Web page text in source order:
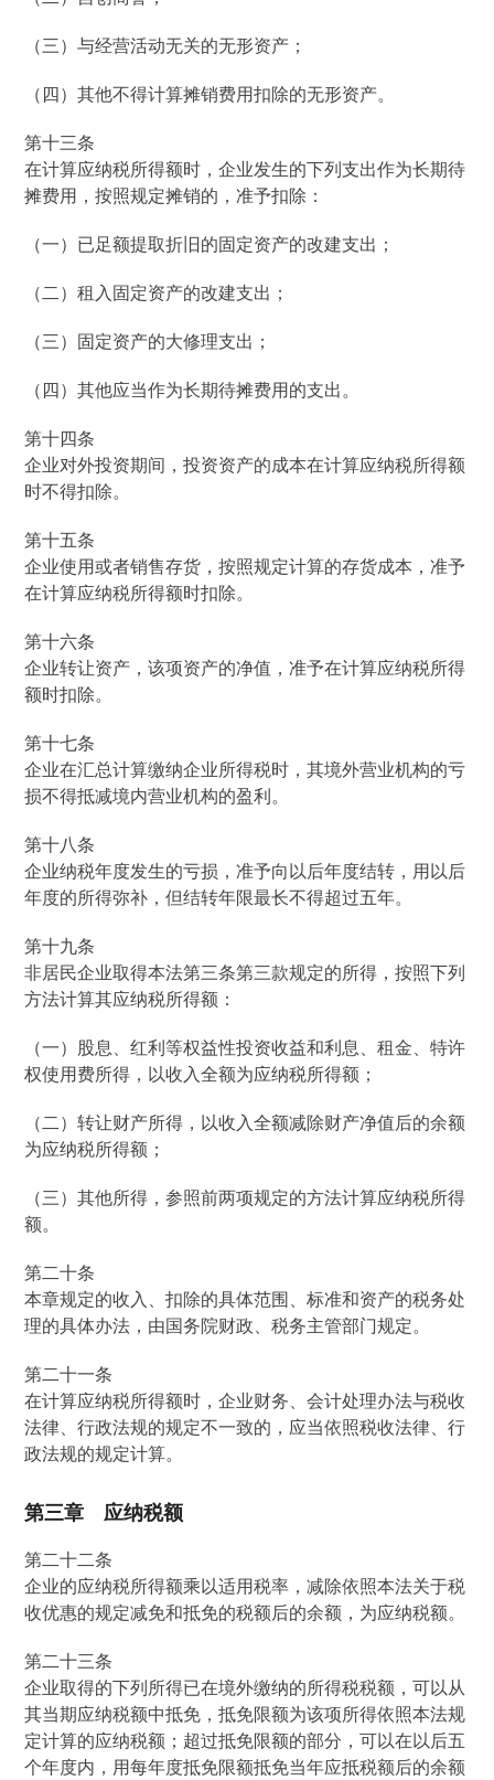
（三）与经营活动无关的无形资产；
（四）其他不得计算摊销费用扣除的无形资产。
第十三条
在计算应纳税所得额时，企业发生的下列支出作为长期待
摊费用，按照规定摊销的，准予扣除：
（一）已足额提取折旧的固定资产的改建支出；
（二）租入固定资产的改建支出；
（三）固定资产的大修理支出；
（四）其他应当作为长期待摊费用的支出。
第十四条
企业对外投资期间，投资资产的成本在计算应纳税所得额
时不得扣除。
第十五条
企业使用或者销售存货，按照规定计算的存货成本，准予
在计算应纳税所得额时扣除。
第十六条
企业转让资产，该项资产的净值，准予在计算应纳税所得
额时扣除。
第十七条
企业在汇总计算缴纳企业所得税时，其境外营业机构的亏
损不得抵减境内营业机构的盈利。
第十八条
企业纳税年度发生的亏损，准予向以后年度结转，用以后
年度的所得弥补，但结转年限最长不得超过五年。
第十九条
非居民企业取得本法第三条第三款规定的所得，按照下列
方法计算其应纳税所得额：
（一）股息、红利等权益性投资收益和利息、租金、特许
权使用费所得，以收入全额为应纳税所得额；
（二）转让财产所得，以收入全额减除财产净值后的余额
为应纳税所得额；
（三）其他所得，参照前两项规定的方法计算应纳税所得
额。
第二十条
本章规定的收入、扣除的具体范围、标准和资产的税务处
理的具体办法，由国务院财政、税务主管部门规定。
第二十一条
在计算应纳税所得额时，企业财务、会计处理办法与税收
法律、行政法规的规定不一致的，应当依照税收法律、行
政法规的规定计算。
第三章 应纳税额
第二十二条
企业的应纳税所得额乘以适用税率，减除依照本法关于税
收优惠的规定减免和抵免的税额后的余额，为应纳税额。
第二十三条
企业取得的下列所得已在境外缴纳的所得税税额，可以从
其当期应纳税额中抵免，抵免限额为该项所得依照本法规
定计算的应纳税额；超过抵免限额的部分，可以在以后五
个年度内，用每年度抵免限额抵免当年应抵税额后的余额